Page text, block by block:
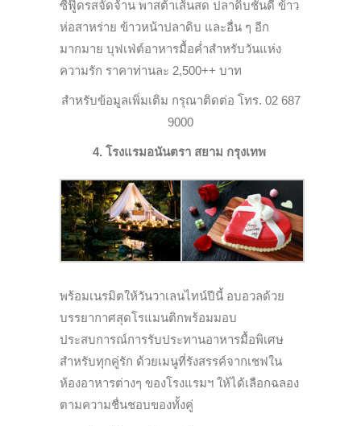
ซีฟู๊ดรสจัดจ้าน พาสต้าเส้นสด ปลาดิบชั้นดี ข้าว
ห่อสาหร่าย ข้าวหน้าปลาดิบ และอื่น ๆ อีก
มากมาย บุฟเฟ่ต์อาหารมื้อค่ำสำหรับวันแห่ง
ความรัก ราคาท่านละ 2,500++ บาท
สำหรับข้อมูลเพิ่มเติม กรุณาติดต่อ โทร. 02 687
9000
4. โรงแรมอนันตรา สยาม กรุงเทพ
พร้อมเนรมิตให้วันวาเลนไทน์ปีนี้ อบอวลด้วย
บรรยากาศสุดโรแมนติกพร้อมมอบ
ประสบการณ์การรับประทานอาหารมื้อพิเศษ
สำหรับทุกคู่รัก ด้วยเมนูที่รังสรรค์จากเชฟใน
ห้องอาหารต่างๆ ของโรงแรมฯ ให้ได้เลือกฉลอง
ตามความชื่นชอบของทั้งคู่